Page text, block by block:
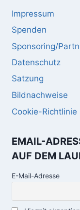
Impressum
Spenden
Sponsoring/
Datenschutz
Satzung
Bildnachweise
Cookie-Richtlinie
EMAIL-
AUF DEM
E-Mail-Adresse